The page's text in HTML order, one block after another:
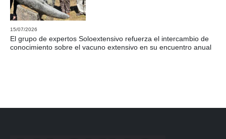
15/07/2026
El grupo de expertos Soloextensivo refuerza el intercambio de
conocimiento sobre el vacuno extensivo en su encuentro anual